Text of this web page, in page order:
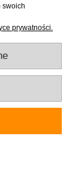
biały mat
swoich
prywatności.